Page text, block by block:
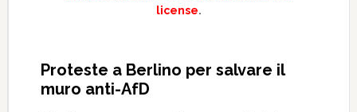
license.
Proteste a Berlino per salvare il
muro anti-AfD